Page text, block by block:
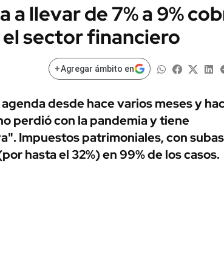
Sustentabilidad
Seguros
POLÍTICA
URUGUAY
MUNDO
LIFESTYLE
AUTOS
a llevar de 7% a 9%
el sector financiero
+Agregar ámbito en
desde hace varios meses y
perdió con la pandemia y tiene
Impuestos patrimoniales, con
hasta el 32%) en 99% de los casos.